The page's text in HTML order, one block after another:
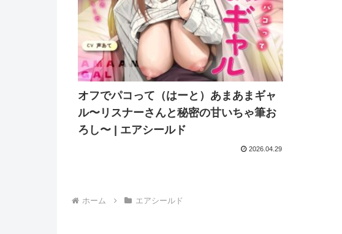
オフでパコって（はーと）あまあまギャ
ル〜リスナーさんと秘密の甘いちゃ筆お
ろし〜 | エアシールド
2026.04.29
ホーム エアシールド